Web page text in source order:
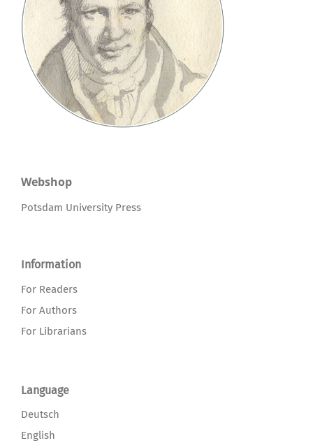
Webshop
Potsdam University Press
Information
For Readers
For Authors
For Librarians
Language
Deutsch
English